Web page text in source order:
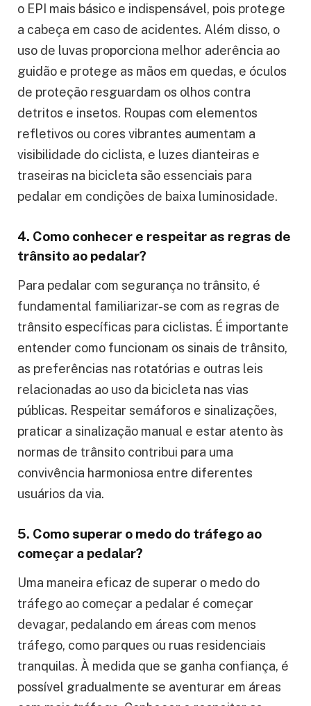
o EPI mais básico e indispensável, pois protege
a cabeça em caso de acidentes. Além disso, o
uso de luvas proporciona melhor aderência ao
guidão e protege as mãos em quedas, e óculos
de proteção resguardam os olhos contra
detritos e insetos. Roupas com elementos
refletivos ou cores vibrantes aumentam a
visibilidade do ciclista, e luzes dianteiras e
traseiras na bicicleta são essenciais para
pedalar em condições de baixa luminosidade.
4. Como conhecer e respeitar as regras de
trânsito ao pedalar?
Para pedalar com segurança no trânsito, é
fundamental familiarizar-se com as regras de
trânsito específicas para ciclistas. É importante
entender como funcionam os sinais de trânsito,
as preferências nas rotatórias e outras leis
relacionadas ao uso da bicicleta nas vias
públicas. Respeitar semáforos e sinalizações,
praticar a sinalização manual e estar atento às
normas de trânsito contribui para uma
convivência harmoniosa entre diferentes
usuários da via.
5. Como superar o medo do tráfego ao
começar a pedalar?
Uma maneira eficaz de superar o medo do
tráfego ao começar a pedalar é começar
devagar, pedalando em áreas com menos
tráfego, como parques ou ruas residenciais
tranquilas. À medida que se ganha confiança, é
possível gradualmente se aventurar em áreas